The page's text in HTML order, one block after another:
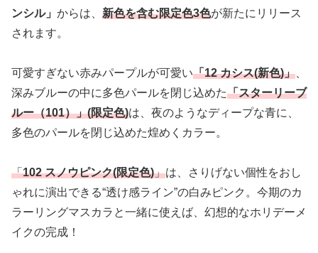
ンシル」 からは、 新色を含む限定色3色が新たにリリース
されます。
可愛すぎない赤みパープルが可愛い「12 カシス(新色)」
深みブルーの中に多色パールを閉じ込めた「スターリーブ
ルー（101）」(限定色)は、夜のようなディープな青に、
多色のパールを閉じ込めた煌めくカラー。
「102 スノウピンク(限定色)」は、さりげない個性をおし
ゃれに演出できる“透け感ライン”の白みピンク。今期のカ
ラーリングマスカラと一緒に使えば、幻想的なホリデーメ
イクの完成！